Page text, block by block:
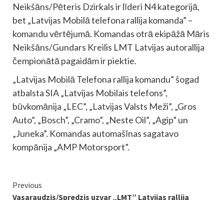
Neikšāns/Pēteris Dzirkals ir līderi N4 kategorijā,
bet „Latvijas Mobilā telefona rallija komanda” –
komandu vērtējumā. Komandas otrā ekipāžā Māris
Neikšāns/Gundars Kreilis LMT Latvijas autorallija
čempionātā pagaidām ir piektie.
„Latvijas Mobilā Telefona rallija komandu” šogad
atbalsta SIA „Latvijas Mobilais telefons”,
būvkomānija „LEC”, „Latvijas Valsts Meži”, „Gros
Auto”, „Bosch”, „Cramo”, „Neste Oil”, „Agip” un
„Juneka”. Komandas automašīnas sagatavo
kompānija „AMP Motorsport”.
Continue
Previous
Vasaraudzis/Spredzis uzvar „LMT” Latvijas rallija